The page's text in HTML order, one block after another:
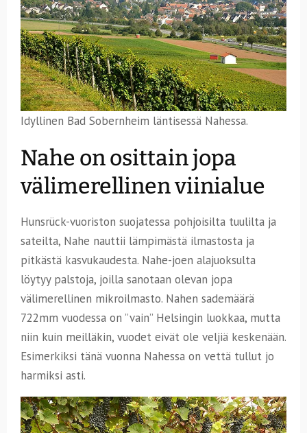
Idyllinen Bad Sobernheim läntisessä Nahessa.
Nahe on osittain jopa
välimerellinen viinialue
Hunsrück-vuoriston suojatessa pohjoisilta tuulilta ja
sateilta, Nahe nauttii lämpimästä ilmastosta ja
pitkästä kasvukaudesta. Nahe-joen alajuoksulta
löytyy palstoja, joilla sanotaan olevan jopa
välimerellinen mikroilmasto. Nahen sademäärä
722mm vuodessa on ”vain” Helsingin luokkaa, mutta
niin kuin meilläkin, vuodet eivät ole veljiä keskenään.
Esimerkiksi tänä vuonna Nahessa on vettä tullut jo
harmiksi asti.